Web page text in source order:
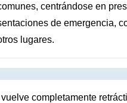
centrándose en
de emergencia,
lugares.
completamente